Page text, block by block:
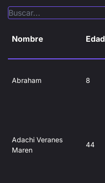
Nombre Edad
Abraham 8
Adachi Veranes
Maren
44